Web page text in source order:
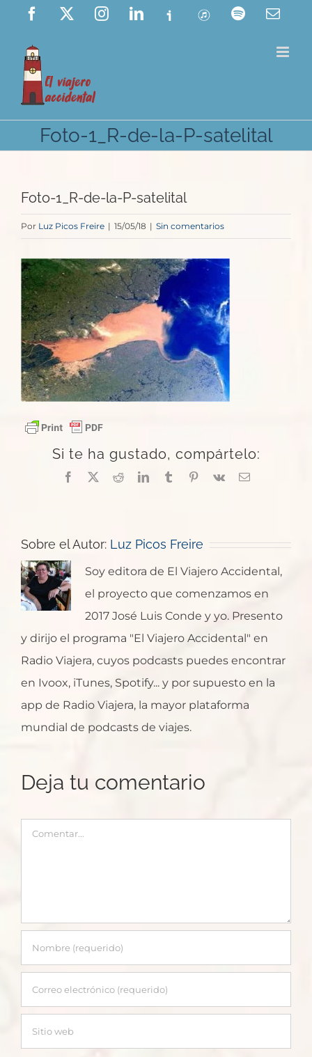
Saltar
contenido
Facebook InstagramLinkedIn
Ivoox ITunes Spotify
Foto-1_R-de-la-P-satelital
Foto-1_R-de-la-P-satelital
Por Luz Picos Freire | 15/05/18 | Sin comentarios
Si te ha gustado, compártelo:
Facebook
X RedditLinkedInTumblrPinterest
Vk
Correo
Sobre el Autor: Luz Picos Freire
Soy editora de El Viajero Accidental,
el proyecto que comenzamos en
2017 José Luis Conde y yo. Presento
y dirijo el programa "El Viajero Accidental" en
Radio Viajera, cuyos podcasts puedes encontrar
en Ivoox, iTunes, Spotify... y por supuesto en la
app de Radio Viajera, la mayor plataforma
mundial de podcasts de viajes.
Deja tu comentario
Comentar